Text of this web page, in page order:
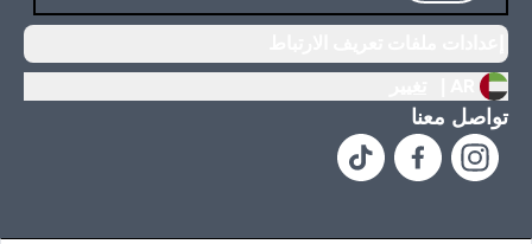
تواصل معنا